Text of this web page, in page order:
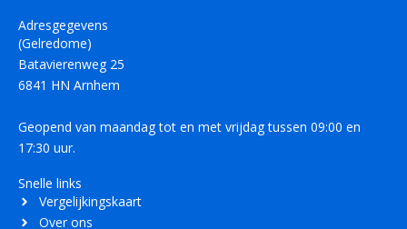
Adresgegevens
(Gelredome)
Batavierenweg 25
6841 HN Arnhem
Geopend van maandag tot en met vrijdag tussen 09:00 en
17:30 uur.
Snelle links
Vergelijkingskaart
Over ons